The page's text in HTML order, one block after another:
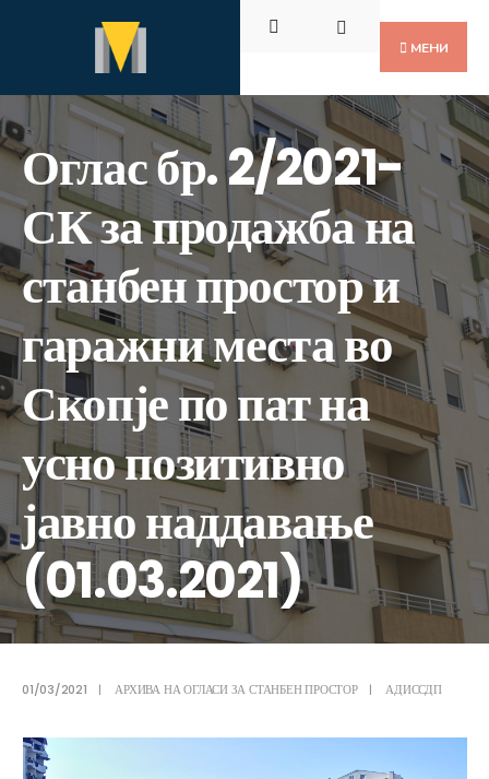
содржината
МЕНИ
Оглас бр. 2/2021-
СК за продажба на
станбен простор и
гаражни места во
Скопје по пат на
усно позитивно
јавно наддавање
(01.03.2021)
01/03/2021 | АРХИВА НА ОГЛАСИ ЗА СТАНБЕН ПРОСТОР | АДИССДП